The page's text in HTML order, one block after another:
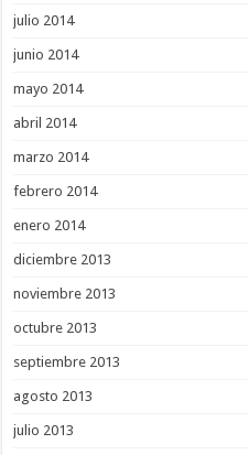
julio 2014
junio 2014
mayo 2014
abril 2014
marzo 2014
febrero 2014
enero 2014
diciembre 2013
noviembre 2013
octubre 2013
septiembre 2013
agosto 2013
julio 2013